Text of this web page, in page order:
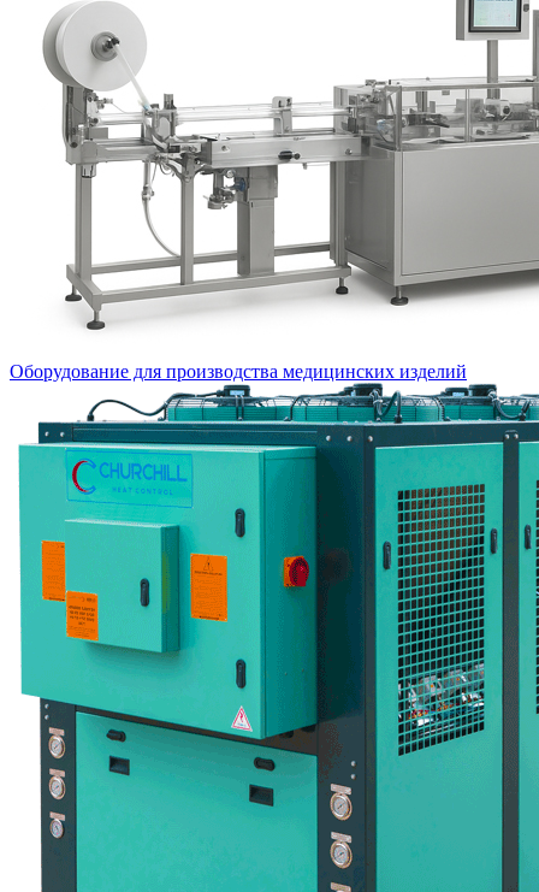
Оборудование для производства медицинских изделий